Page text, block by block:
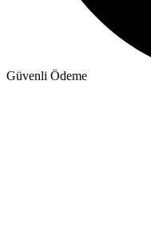
Güvenli Ödeme